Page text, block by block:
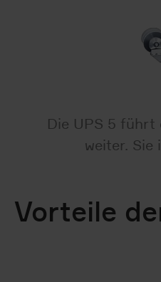
Die UPS 5 führt
weiter. Sie
Vorteile